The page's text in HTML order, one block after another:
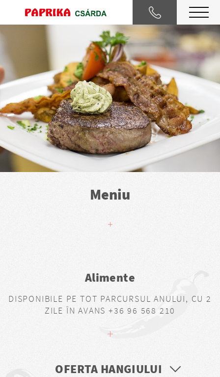
Meniu
Alimente
DISPONIBILE PE TOT PARCURSUL ANULUI, CU 2
ZILE ÎN AVANS +36 96 568 210
OFERTA HANGIULUI